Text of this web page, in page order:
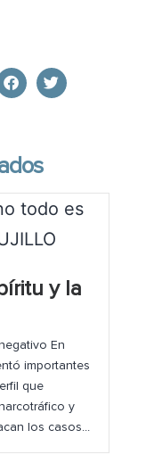
y la
En
importantes
que
y
los casos...